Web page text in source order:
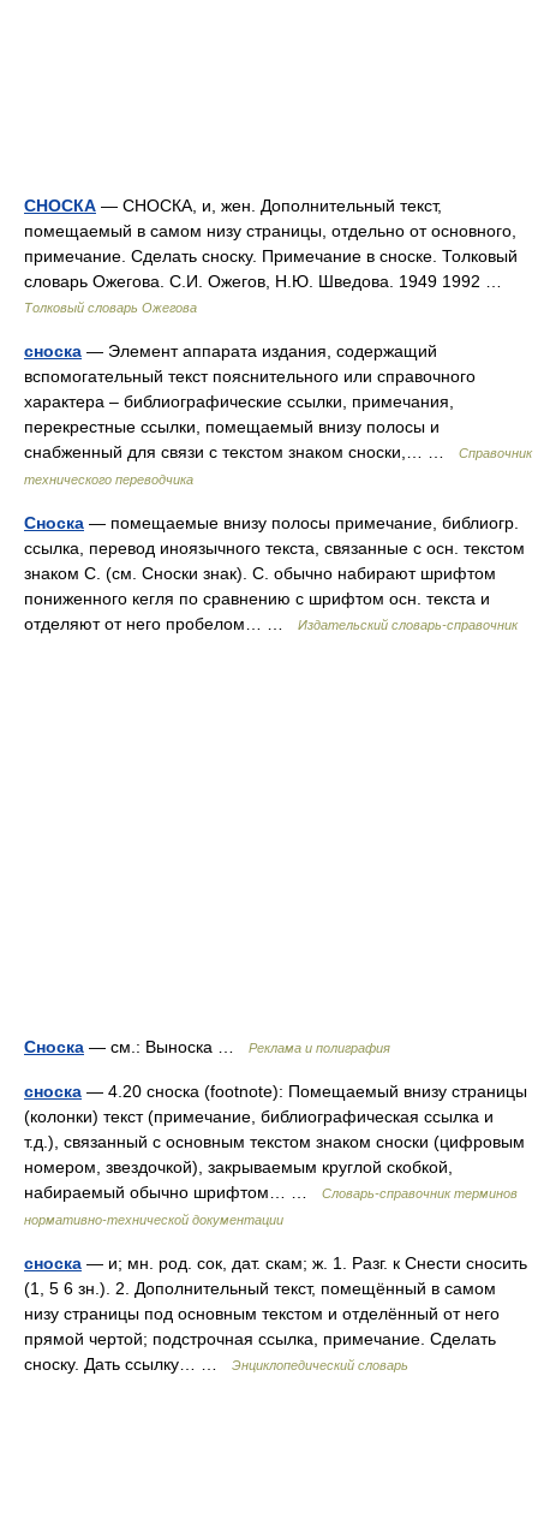
СНОСКА — СНОСКА, и, жен. Дополнительный текст,
помещаемый в самом низу страницы, отдельно от основного,
примечание. Сделать сноску. Примечание в сноске. Толковый
словарь Ожегова. С.И. Ожегов, Н.Ю. Шведова. 1949 1992 …
Толковый словарь Ожегова
сноска — Элемент аппарата издания, содержащий
вспомогательный текст пояснительного или справочного
характера – библиографические ссылки, примечания,
перекрестные ссылки, помещаемый внизу полосы и
снабженный для связи с текстом знаком сноски,… …
Справочник
технического переводчика
Сноска — помещаемые внизу полосы примечание, библиогр.
ссылка, перевод иноязычного текста, связанные с осн. текстом
знаком С. (см. Сноски знак). С. обычно набирают шрифтом
пониженного кегля по сравнению с шрифтом осн. текста и
отделяют от него пробелом… …
Издательский словарь-справочник
Сноска — см.: Выноска … Реклама и полиграфия
сноска — 4.20 сноска (footnote): Помещаемый внизу страницы
(колонки) текст (примечание, библиографическая ссылка и
т.д.), связанный с основным текстом знаком сноски (цифровым
номером, звездочкой), закрываемым круглой скобкой,
набираемый обычно шрифтом… …
Словарь-справочник терминов
нормативно-технической документации
сноска — и; мн. род. сок, дат. скам; ж. 1. Разг. к Снести сносить
(1, 5 6 зн.). 2. Дополнительный текст, помещённый в самом
низу страницы под основным текстом и отделённый от него
прямой чертой; подстрочная ссылка, примечание. Сделать
сноску. Дать ссылку… …
Энциклопедический словарь